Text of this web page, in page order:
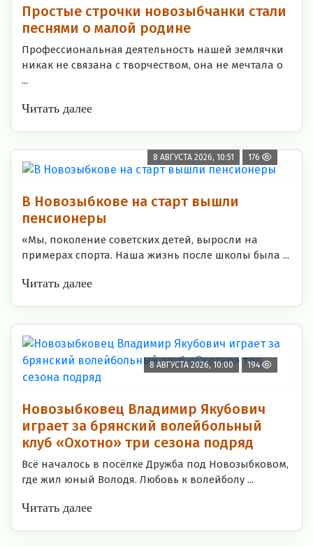
Простые строчки новозыбчанки стали
песнями о малой родине
Профессиональная деятельность нашей землячки
никак не связана с творчеством, она не мечтала о
...
Читать далее
8 АВГУСТА 2026, 10:51 176
В Новозыбкове на старт вышли
пенсионеры
«Мы, поколение советских детей, выросли на
примерах спорта. Наша жизнь после школы была ...
Читать далее
8 АВГУСТА 2026, 10:00 194
Новозыбковец Владимир Якубович
играет за брянский волейбольный
клуб «Охотно» три сезона подряд
Всё началось в посёлке Дружба под Новозыбковом,
где жил юный Володя. Любовь к волейболу ...
Читать далее